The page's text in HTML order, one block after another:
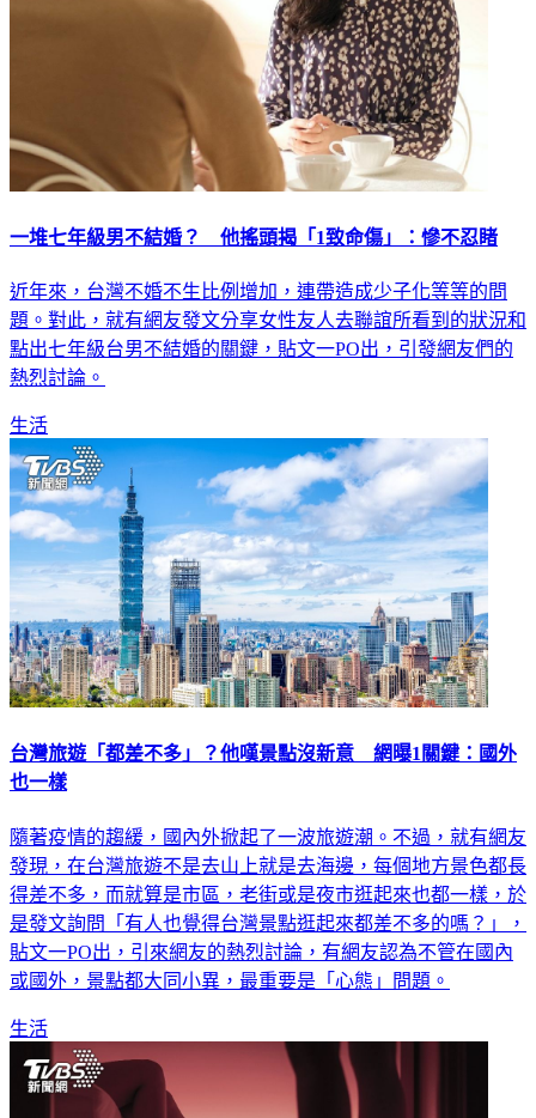
一堆七年級男不結婚？ 他搖頭揭「1致命傷」：慘不忍睹
近年來，台灣不婚不生比例增加，連帶造成少子化等等的問
題。對此，就有網友發文分享女性友人去聯誼所看到的狀況和
點出七年級台男不結婚的關鍵，貼文一PO出，引發網友們的
熱烈討論。
生活
台灣旅遊「都差不多」？他嘆景點沒新意 網曝1關鍵：國外
也一樣
隨著疫情的趨緩，國內外掀起了一波旅遊潮。不過，就有網友
發現，在台灣旅遊不是去山上就是去海邊，每個地方景色都長
得差不多，而就算是市區，老街或是夜市逛起來也都一樣，於
是發文詢問「有人也覺得台灣景點逛起來都差不多的嗎？」，
貼文一PO出，引來網友的熱烈討論，有網友認為不管在國內
或國外，景點都大同小異，最重要是「心態」問題。
生活